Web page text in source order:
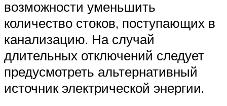
возможности уменьшить
количество стоков, поступающих в
канализацию. На случай
длительных отключений следует
предусмотреть альтернативный
источник электрической энергии.